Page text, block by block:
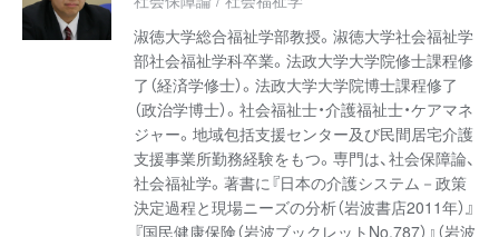
淑徳大学総合福祉学部教授。淑徳大学社会福祉学
部社会福祉学科卒業。法政大学大学院修士課程修
了（経済学修士）。法政大学大学院博士課程修了
（政治学博士）。社会福祉士・介護福祉士・ケアマネ
ジャー。地域包括支援センター及び民間居宅介護
支援事業所勤務経験をもつ。専門は、社会保障論、
社会福祉学。著書に『日本の介護システム－政策
決定過程と現場ニーズの分析（岩波書店2011年）』
『国民健康保険（岩波ブックレットNo.787）』（岩波